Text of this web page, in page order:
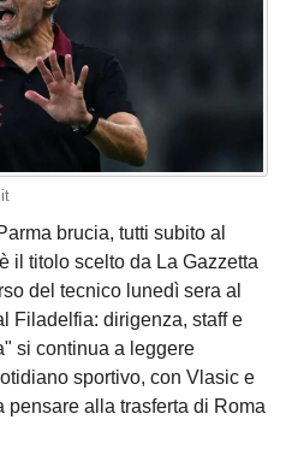
brucia, tutti subito al
il titolo scelto da La Gazzetta
del tecnico lunedì sera al
Filadelfia: dirigenza, staff e
si continua a leggere
sportivo, con Vlasic e
alla trasferta di Roma